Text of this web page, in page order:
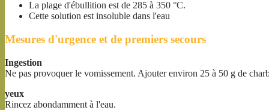
La plage d'ébullition est de 285 à 350 °C.
Cette solution est insoluble dans l'eau
Mesures d'urgence et de premiers secours
Ingestion
Ne pas provoquer le vomissement. Ajouter environ 25 à 50 g de
yeux
Rincez abondamment à l'eau.